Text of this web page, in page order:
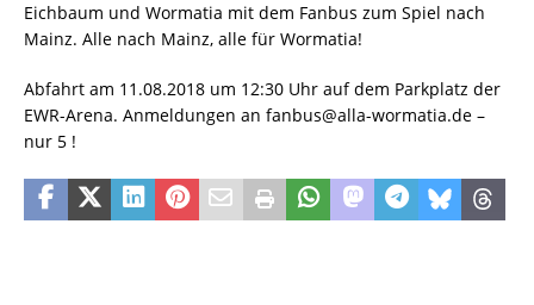
Eichbaum und Wormatia mit dem Fanbus zum Spiel nach
Mainz. Alle nach Mainz, alle für Wormatia!
Abfahrt am 11.08.2018 um 12:30 Uhr auf dem Parkplatz der
EWR-Arena. Anmeldungen an fanbus@alla-wormatia.de –
nur 5 !